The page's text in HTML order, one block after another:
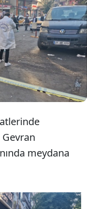
ekmek fırınına
ve müdahale eden
O sırada olay
memuru, saldırganı
Gevran
meydana